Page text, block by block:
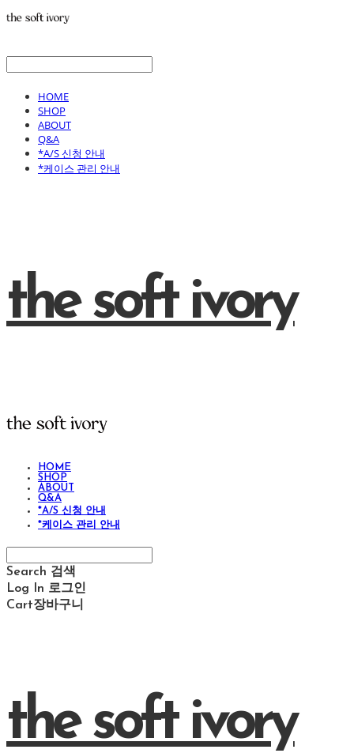
HOME
SHOP
ABOUT
Q&A
*A/S 신청 안내
*케이스 관리 안내
the soft ivory
HOME
SHOP
ABOUT
Q&A
*A/S 신청 안내
*케이스 관리 안내
Search 검색
Log In 로그인
Cart장바구니
the soft ivory